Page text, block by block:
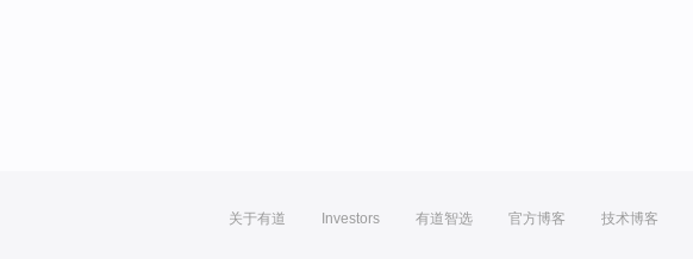
关于有道 Investors 有道智选 官方博客 技术博客